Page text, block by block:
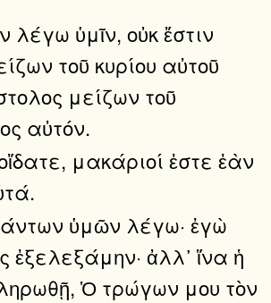
λέγω ὑμῖν, οὐκ ἔστιν
τοῦ κυρίου αὐτοῦ
μείζων τοῦ
αὐτόν.
μακάριοί ἐστε ἐὰν
ὑμῶν λέγω· ἐγὼ
ἐξελεξάμην· ἀλλ᾿ ἵνα ἡ
Ὁ τρώγων μου τὸν